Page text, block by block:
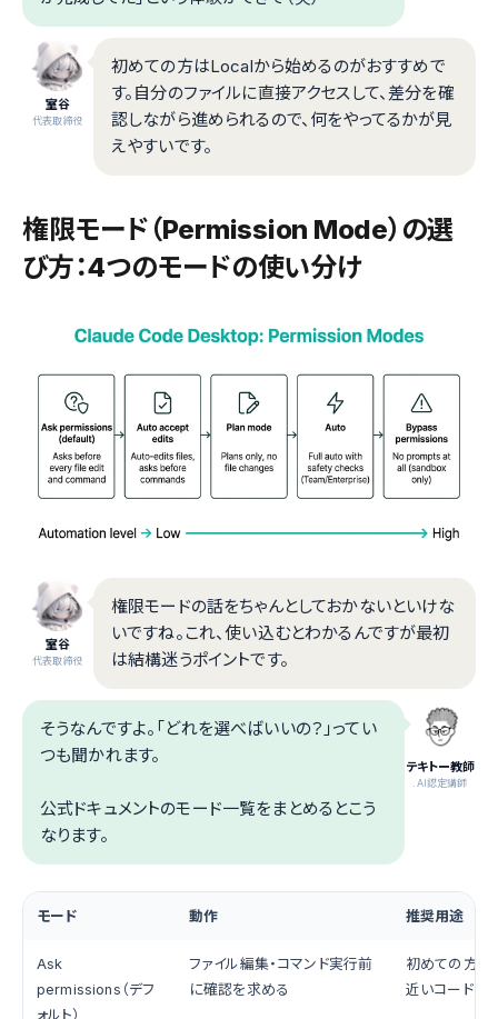
室谷
代表取締役
初めての方はLocalから始めるのがおすすめで
す。自分のファイルに直接アクセスして、差分を確
認しながら進められるので、何をやってるかが見
えやすいです。
権限モード（Permission Mode）の選
び方：4つのモードの使い分け
室谷
代表取締役
権限モードの話をちゃんとしておかないといけな
いですね。これ、使い込むとわかるんですが最初
は結構迷うポイントです。
テキトー教師
.AI認定講師
そうなんですよ。「どれを選べばいいの？」ってい
つも聞かれます。
公式ドキュメントのモード一覧をまとめるとこう
なります。
モード 動作 推奨用途
Ask
permissions（デフ
ォルト）
ファイル編集・コマンド実行前
に確認を求める
初めての方、
近いコード